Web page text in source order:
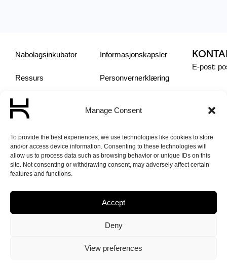
Manage Consent
To provide the best experiences, we use technologies like cookies to store
and/or access device information. Consenting to these technologies will
allow us to process data such as browsing behavior or unique IDs on this
site. Not consenting or withdrawing consent, may adversely affect certain
features and functions.
Accept
Deny
View preferences
Nabolagsinkubator
Ressurs
Sosiale Entreprenører
Aktuelt
Informasjonskapsler
Personvern­erklæring
E-post: